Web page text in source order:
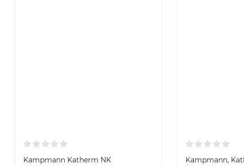
Kampmann Katherm NK
Kampmann,